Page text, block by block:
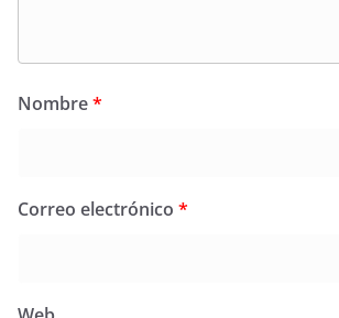
Nombre*
Correo electrónico *